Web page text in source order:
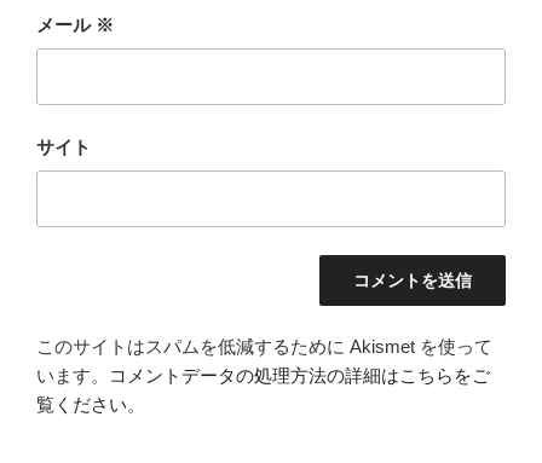
メール ※
サイト
このサイトはスパムを低減するために Akismet を使って
います。
コメントデータの処理方法の詳細はこちらをご
覧ください。